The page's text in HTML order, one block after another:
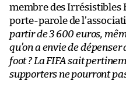
membre des Irrésistibles
porte-parole de
partir de 3 600 euros,
qu’on a envie de
foot ? La FIFA sait
supporters ne pourront